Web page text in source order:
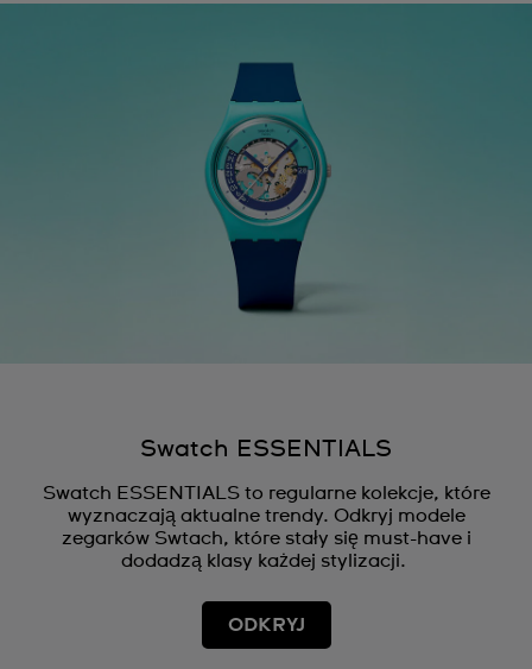
Swatch ESSENTIALS
Swatch ESSENTIALS to regularne kolekcje, które
wyznaczają aktualne trendy. Odkryj modele
zegarków Swtach, które stały się must-have i
dodadzą klasy każdej stylizacji.
ODKRYJ